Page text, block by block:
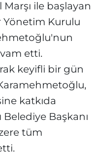
ile başlayan
Yönetim Kurulu
etti.
keyifli bir gün
katkıda
Başkanı
tüm